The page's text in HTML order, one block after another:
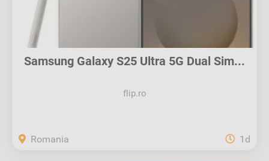
Samsung Galaxy S25 Ultra 5G Dual Sim...
flip.ro
Romania 1d